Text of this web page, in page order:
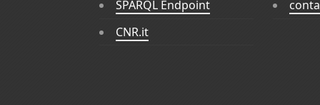
SPARQL Endpoint
CNR.it